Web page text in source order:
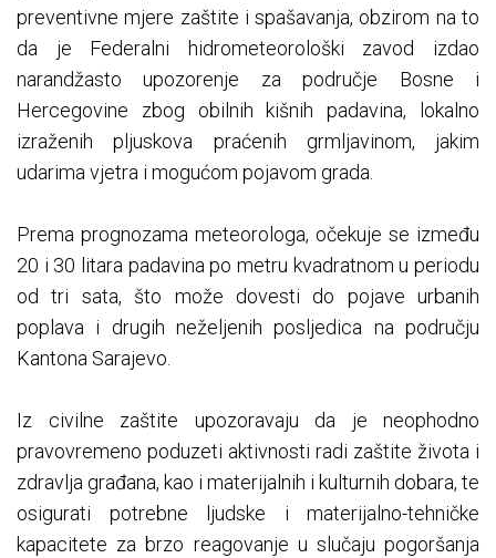
preventivne mjere zaštite i spašavanja, obzirom na to
da je Federalni hidrometeorološki zavod izdao
narandžasto upozorenje za područje Bosne i
Hercegovine zbog obilnih kišnih padavina, lokalno
izraženih pljuskova praćenih grmljavinom, jakim
udarima vjetra i mogućom pojavom grada.
Prema prognozama meteorologa, očekuje se između
20 i 30 litara padavina po metru kvadratnom u periodu
od tri sata, što može dovesti do pojave urbanih
poplava i drugih neželjenih posljedica na području
Kantona Sarajevo.
Iz civilne zaštite upozoravaju da je neophodno
pravovremeno poduzeti aktivnosti radi zaštite života i
zdravlja građana, kao i materijalnih i kulturnih dobara, te
osigurati potrebne ljudske i materijalno-tehničke
kapacitete za brzo reagovanje u slučaju pogoršanja